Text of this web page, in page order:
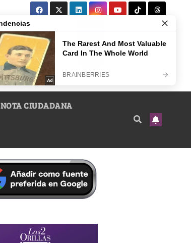
NOTA CIUDADANA